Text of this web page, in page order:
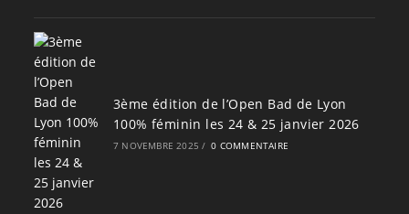
3ème édition de l’Open Bad de Lyon
100% féminin les 24 & 25 janvier 2026
7 NOVEMBRE 2025 / 0 COMMENTAIRE